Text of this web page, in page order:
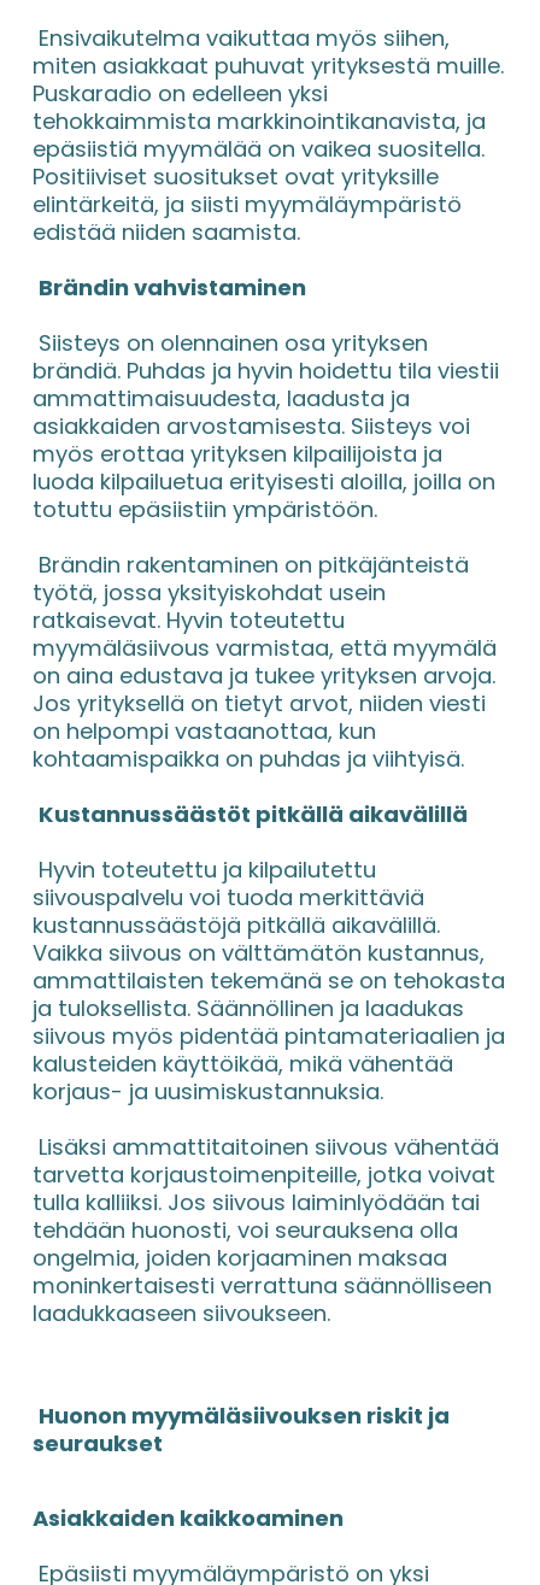
miten asiakkaat puhuvat yrityksestä muille.
Puskaradio on edelleen yksi
tehokkaimmista markkinointikanavista, ja
epäsiistiä myymälää on vaikea suositella.
Positiiviset suositukset ovat yrityksille
elintärkeitä, ja siisti myymäläympäristö
edistää niiden saamista.
Brändin vahvistaminen
brändiä. Puhdas ja hyvin hoidettu tila viestii
ammattimaisuudesta, laadusta ja
asiakkaiden arvostamisesta. Siisteys voi
myös erottaa yrityksen kilpailijoista ja
luoda kilpailuetua erityisesti aloilla, joilla on
totuttu epäsiistiin ympäristöön.
työtä, jossa yksityiskohdat usein
ratkaisevat. Hyvin toteutettu
myymäläsiivous varmistaa, että myymälä
on aina edustava ja tukee yrityksen arvoja.
Jos yrityksellä on tietyt arvot, niiden viesti
on helpompi vastaanottaa, kun
kohtaamispaikka on puhdas ja viihtyisä.
Kustannussäästöt pitkällä aikavälillä
siivouspalvelu voi tuoda merkittäviä
kustannussäästöjä pitkällä aikavälillä.
Vaikka siivous on välttämätön kustannus,
ammattilaisten tekemänä se on tehokasta
ja tuloksellista. Säännöllinen ja laadukas
siivous myös pidentää pintamateriaalien ja
kalusteiden käyttöikää, mikä vähentää
korjaus- ja uusimiskustannuksia.
tarvetta korjaustoimenpiteille, jotka voivat
tulla kalliiksi. Jos siivous laiminlyödään tai
tehdään huonosti, voi seurauksena olla
ongelmia, joiden korjaaminen maksaa
moninkertaisesti verrattuna säännölliseen
laadukkaaseen siivoukseen.
Huonon myymäläsiivouksen riskit ja
seuraukset
Asiakkaiden kaikkoaminen